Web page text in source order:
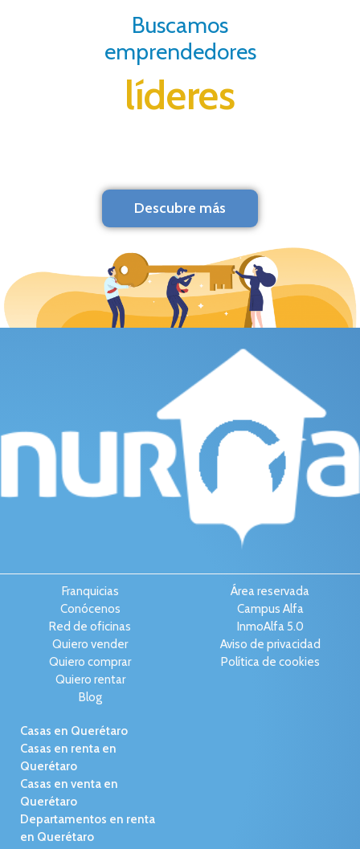
Buscamos
emprendedores
líderes
Descubre más
Franquicias
Conócenos
Red de oficinas
Quiero vender
Quiero comprar
Quiero rentar
Blog
Área reservada
Campus Alfa
InmoAlfa 5.0
Aviso de privacidad
Política de cookies
Casas en Querétaro
Casas en renta en
Querétaro
Casas en venta en
Querétaro
Departamentos en renta
en Querétaro